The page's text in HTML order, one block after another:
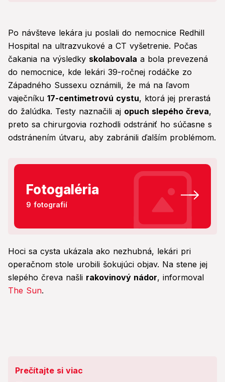
Po návšteve lekára ju poslali do nemocnice Redhill
Hospital na ultrazvukové a CT vyšetrenie. Počas
čakania na výsledky skolabovala a bola prevezená
do nemocnice, kde lekári 39-ročnej rodáčke zo
Západného Sussexu oznámili, že má na ľavom
vaječníku 17-centimetrovú cystu, ktorá jej prerastá
do žalúdka. Testy naznačili aj opuch slepého čreva,
preto sa chirurgovia rozhodli odstrániť ho súčasne s
odstránením útvaru, aby zabránili ďalším problémom.
Fotogaléria
9 fotografií
Hoci sa cysta ukázala ako nezhubná, lekári pri
operačnom stole urobili šokujúci objav. Na stene jej
slepého čreva našli rakovinový nádor, informoval
The Sun.
Prečítajte si viac